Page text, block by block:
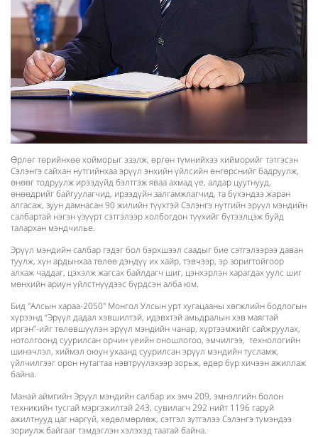
Өрлөг төрийнхөө хойморыг эзэлж, өргөн түмнийхээ хийморийг тэтгэсэн
Сэлэнгэ сайхан нутгийнхаа эрүүл энхийн үйлсийн өнгөрснийг бадруулж,
өнөөг тодруулж ирээдүйд бэлтгэж яваа ахмад үе, алдар цуутнууд,
өнөөдрийг байгуулагчид, ирээдүйн залгамжлагчид, та бүхэндээ жаран
алгасаж, зуун дамнасан 90 жилийн түүхтэй Сэлэнгэ нутгийн эрүүл мэндийн
салбартай нэгэн үзүүрт сэтгэлээр холбогдон түүхийг бүтээлцэж буйд
талархан мэндчилье.
Эрүүл мэндийн салбар гэдэг бол бэрхшээл саадыг бие сэтгэлээрээ даван
туулж, хүн ардынхаа төлөө дэндүү их хайр, тэвчээр, эр зоригтойгоор
алхаж чаддаг, цэхэлж жагсах байлдагч шиг, цэнхэрлэн харагдах уулс шиг
мөнхийн ариун үйлстнүүдээс бүрдсэн алба юм.
Бид "Алсын хараа-2050" Монгол Улсын урт хугацааны хөгжлийн бодлогын
хүрээнд “Эрүүл дадал хэвшилтэй, идэвхтэй амьдралын хэв маягтай
иргэн”-ийг төлөвшүүлэн эрүүл мэндийн чанар, хүртээмжийг сайжруулах,
нотолгоонд суурилсан орчин үеийн оношлогоо, эмчилгээ, технологийн
шинэчлэл, хиймэл оюун ухаанд суурилсан эрүүл мэндийн тусламж,
үйлчилгээг орон нутагтаа нэвтрүүлэхээр зорьж, өдөр бүр хичээн ажиллаж
байна.
Манай аймгийн Эрүүл мэндийн салбар их эмч 209, эмнэлгийн болон
техникийн тусгай мэргэжилтэй 243, сувилагч 292 нийт 1196 гаруй
ажилтнууд цаг наргүй, хөдөлмөрлөж, сэтгэл зүтгэлээ Сэлэнгэ түмэндээ
зориулж байгааг тэмдэглэн хэлэхэд таатай байна.